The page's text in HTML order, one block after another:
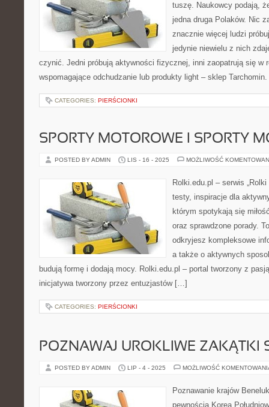
tuszę. Naukowcy podają,
jedna druga Polaków. Nic
znacznie więcej ludzi
jedynie niewielu z nich
czynić. Jedni próbują aktywności fizycznej, inni zaopatrują się w
wspomagające odchudzanie lub produkty light – sklep
CATEGORIES: PIERŚCIONKI
SPORTY MOTOROWE I SPORTY
POSTED BY ADMIN LIS - 16 - 2025 MOŻLIWOŚĆ
Rolki.edu.pl – serwis
testy, inspiracje dla
którym spotykają się
oraz sprawdzone porady.
odkryjesz kompleksowe
a także o aktywnych
budują formę i dodają mocy. Rolki.edu.pl – portal tworzony z
inicjatywa tworzony przez entuzjastów […]
CATEGORIES: PIERŚCIONKI
POZNAWAJ UROKLIWE ZAKĄTKI
POSTED BY ADMIN LIP - 4 - 2025 MOŻLIWOŚĆ
Poznawanie krajów
pewnością Korea